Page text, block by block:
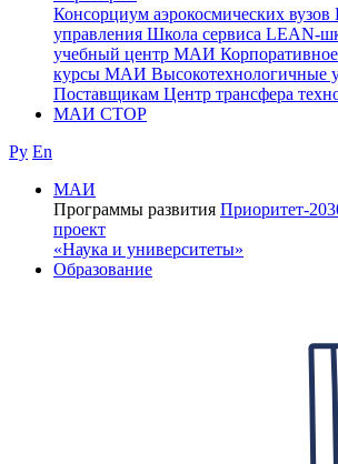
Консорциум аэрокосмических вузов
управления Школа сервиса LEAN-
учебный центр МАИ
курсы МАИ Высокотехнологичные
Поставщикам Центр трансфера
МАИ СТОР
Ру En
МАИ
Программы развития Приоритет-
проект
«Наука и университеты»
Образование